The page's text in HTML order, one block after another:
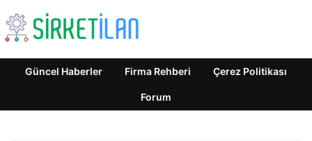
Güncel Haberler Firma Rehberi Çerez Politikası
Forum